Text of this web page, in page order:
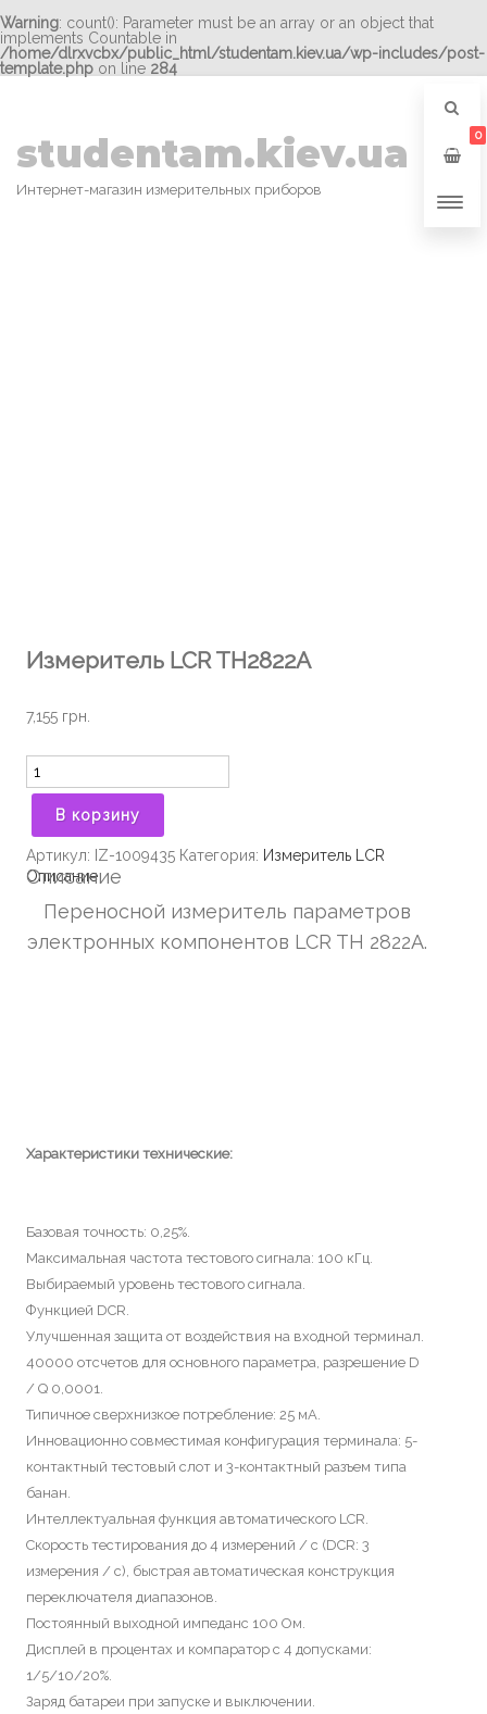
Warning: count(): Parameter must be an array or an object that
implements Countable in
/home/dlrxvcbx/public_html/studentam.kiev.ua/wp-includes/post-
template.php on line 284
studentam.kiev.ua
Интернет-магазин измерительных приборов
0
Измеритель LCR TH2822A
7,155 грн.
Количество
В корзину
Артикул: IZ-1009435 Категория: Измеритель LCR
Описание
Описание
Переносной измеритель параметров
электронных компонентов LCR TH 2822A.
Характеристики технические:
Базовая точность: 0,25%.
Максимальная частота тестового сигнала: 100 кГц.
Выбираемый уровень тестового сигнала.
Функцией DCR.
Улучшенная защита от воздействия на входной терминал.
40000 отсчетов для основного параметра, разрешение D
/ Q 0,0001.
Типичное сверхнизкое потребление: 25 мА.
Инновационно совместимая конфигурация терминала: 5-
контактный тестовый слот и 3-контактный разъем типа
банан.
Интеллектуальная функция автоматического LCR.
Скорость тестирования до 4 измерений / с (DCR: 3
измерения / с), быстрая автоматическая конструкция
переключателя диапазонов.
Постоянный выходной импеданс 100 Ом.
Дисплей в процентах и ​​компаратор с 4 допусками:
1/5/10/20%.
Заряд батареи при запуске и выключении.